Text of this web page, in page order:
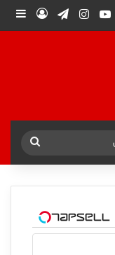
یوتیوباینستاگرام
تلگرامورود
جستجو
برای